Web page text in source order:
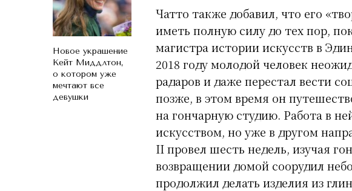
Новое украшение
Кейт Миддлтон,
о котором уже
мечтают все
девушки
Чатто также добавил, что его
иметь полную силу до тех пор,
магистра истории искусств в
2018 году молодой человек
радаров и даже перестал вести
позже, в этом время он
на гончарную студию. Работа в
искусством, но уже в другом
II провел шесть недель, изучая
возвращении домой соорудил
продолжил делать изделия из